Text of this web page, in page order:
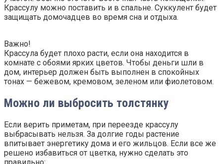
Крассулу можно поставить и в спальне. Суккулент будет
защищать домочадцев во время сна и отдыха.
Важно!
Крассула будет плохо расти, если она находится в
комнате с обоями ярких цветов. Чтобы деньги шли в
дом, интерьер должен быть выполнен в спокойных
тонах — бежевом, кремовом, зеленом или фиолетовом.
Можно ли выбросить толстянку
Если верить приметам, при переезде крассулу
выбрасывать нельзя. За долгие годы растение
впитывает энергетику дома и его жильцов. Если все же
решено избавиться от цветка, нужно сделать это